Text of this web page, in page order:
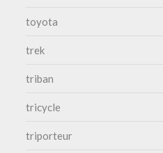
toyota
trek
triban
tricycle
triporteur